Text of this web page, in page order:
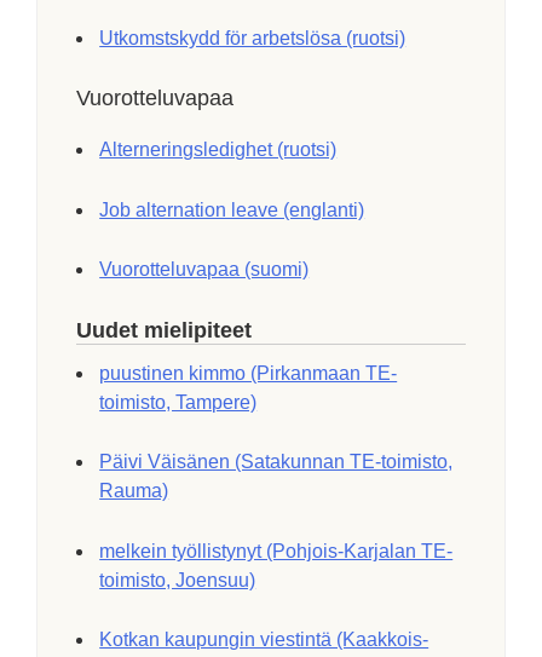
Utkomstskydd för arbetslösa (ruotsi)
Vuorotteluvapaa
Alterneringsledighet (ruotsi)
Job alternation leave (englanti)
Vuorotteluvapaa (suomi)
Uudet mielipiteet
puustinen kimmo (Pirkanmaan TE-
toimisto, Tampere)
Päivi Väisänen (Satakunnan TE-toimisto,
Rauma)
melkein työllistynyt (Pohjois-Karjalan TE-
toimisto, Joensuu)
Kotkan kaupungin viestintä (Kaakkois-